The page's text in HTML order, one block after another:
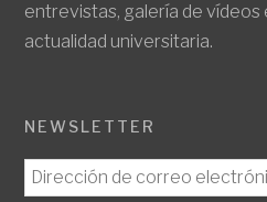
entrevistas, galería de vídeos
actualidad universitaria.
NEWSLETTER